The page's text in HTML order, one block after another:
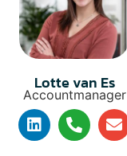
Lotte van Es
Accountmanager